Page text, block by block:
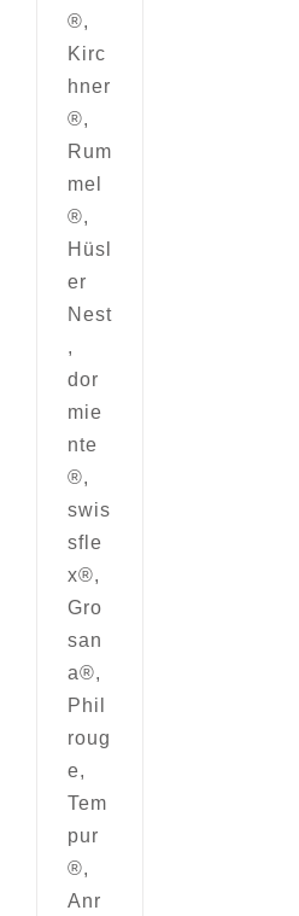
®,
Kirc
hner
®,
Rum
mel
®,
Hüsl
er
Nest
,
dor
mie
nte
®,
swis
sfle
x®,
Gro
san
a®,
Phil
roug
e,
Tem
pur
®,
Anr